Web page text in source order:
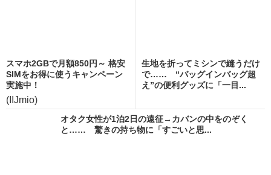
スマホ2GBで月額850円～ 格安
SIMをお得に使うキャンペーン
実施中！
(IIJmio)
生地を折ってミシンで縫うだけ
で…… “バッグインバッグ超
え”の便利グッズに「一目...
オタク女性が1泊2日の遠征→カバンの中をのぞく
と…… 驚きの持ち物に「すごいと思...